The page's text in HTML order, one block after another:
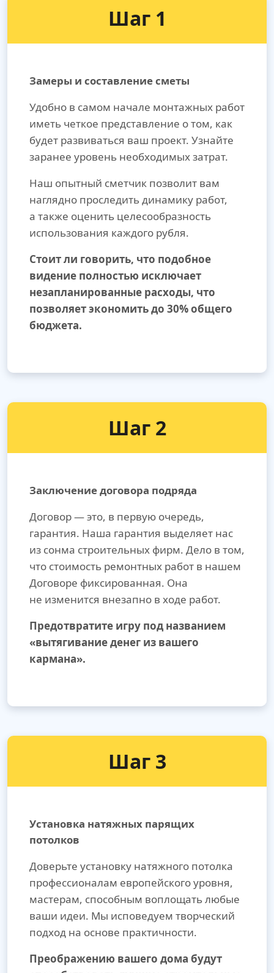
Шаг 1
Замеры и составление сметы
Удобно в самом начале монтажных работ
иметь четкое представление о том, как
будет развиваться ваш проект. Узнайте
заранее уровень необходимых затрат.
Наш опытный сметчик позволит вам
наглядно проследить динамику работ,
а также оценить целесообразность
использования каждого рубля.
Стоит ли говорить, что подобное
видение полностью исключает
незапланированные расходы, что
позволяет экономить до 30% общего
бюджета.
Шаг 2
Заключение договора подряда
Договор — это, в первую очередь,
гарантия. Наша гарантия выделяет нас
из сонма строительных фирм. Дело в том,
что стоимость ремонтных работ в нашем
Договоре фиксированная. Она
не изменится внезапно в ходе работ.
Предотвратите игру под названием
«вытягивание денег из вашего
кармана».
Шаг 3
Установка натяжных парящих
потолков
Доверьте установку натяжного потолка
профессионалам европейского уровня,
мастерам, способным воплощать любые
ваши идеи. Мы исповедуем творческий
подход на основе практичности.
Преображению вашего дома будут